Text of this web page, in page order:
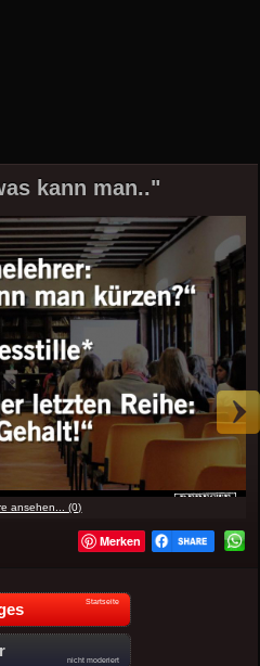
kann man.."
ansehen... (0)
Merken
Startseite
nicht moderiert